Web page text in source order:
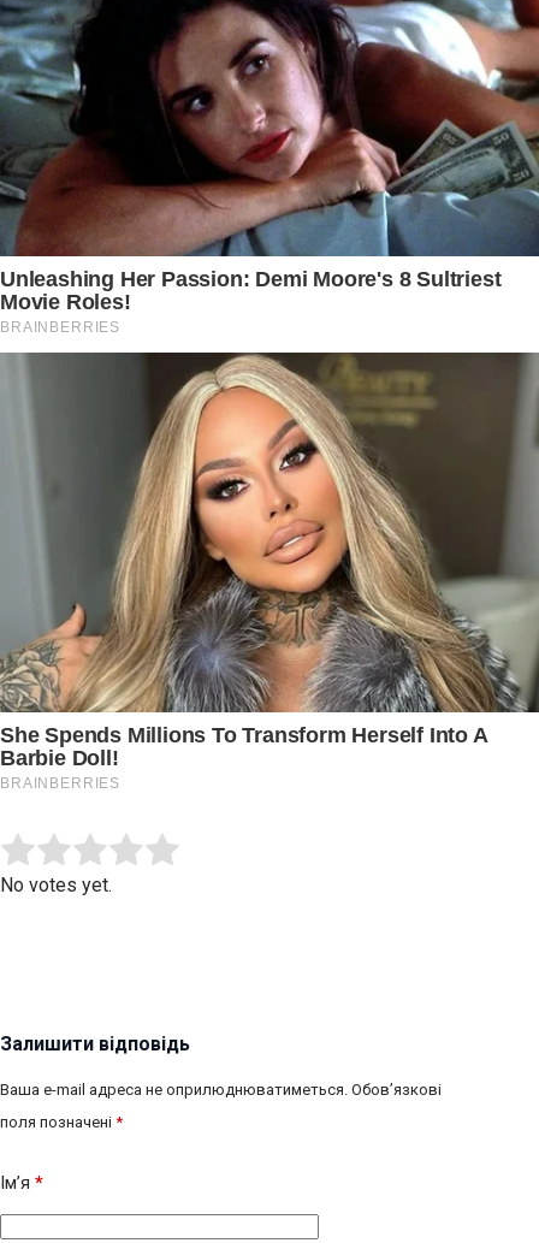
Rate this item:
No votes yet.
Залишити відповідь
Ваша e-mail адреса не оприлюднюватиметься. Обов’язкові
поля позначені *
Ім’я *